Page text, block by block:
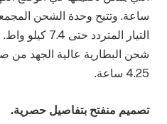
التيار المتردد
4.25 ساعة.
تصميم منفتح بتفاصيل حصرية.